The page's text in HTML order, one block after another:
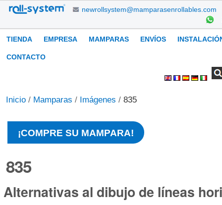
Cambiar
contenido.
Saltar
newrollsystem@mamparasenrollables.com
Navegación
TIENDA EMPRESA MAMPARAS ENVÍOS
CONTACTO
Inicio / Mamparas / Imágenes / 835
¡COMPRE SU MAMPARA!
835
Alternativas al dibujo de líneas